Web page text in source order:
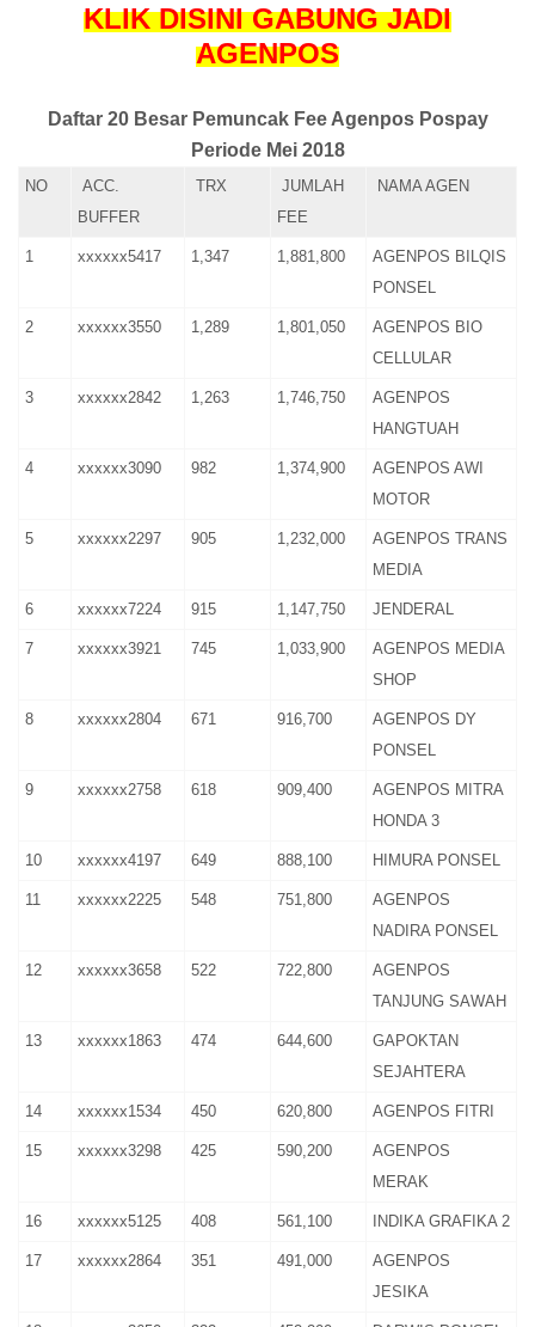
KLIK DISINI GABUNG JADI
AGENPOS
Daftar 20 Besar Pemuncak Fee Agenpos Pospay
Periode Mei 2018
NO
ACC.
BUFFER
TRX
JUMLAH
FEE
NAMA AGEN
1 xxxxxx5417 1,347 1,881,800
AGENPOS BILQIS
PONSEL
2 xxxxxx3550 1,289 1,801,050
AGENPOS BIO
CELLULAR
3 xxxxxx2842 1,263 1,746,750
AGENPOS
HANGTUAH
4 xxxxxx3090 982 1,374,900
AGENPOS AWI
MOTOR
5 xxxxxx2297 905 1,232,000
AGENPOS TRANS
MEDIA
6 xxxxxx7224 915 1,147,750 JENDERAL
7 xxxxxx3921 745 1,033,900
AGENPOS MEDIA
SHOP
8 xxxxxx2804 671 916,700
AGENPOS DY
PONSEL
9 xxxxxx2758 618 909,400
AGENPOS MITRA
HONDA 3
10 xxxxxx4197 649 888,100 HIMURA PONSEL
11 xxxxxx2225 548 751,800
AGENPOS
NADIRA PONSEL
12 xxxxxx3658 522 722,800
AGENPOS
TANJUNG SAWAH
13 xxxxxx1863 474 644,600
GAPOKTAN
SEJAHTERA
14 xxxxxx1534 450 620,800 AGENPOS FITRI
15 xxxxxx3298 425 590,200
AGENPOS
MERAK
16 xxxxxx5125 408 561,100 INDIKA GRAFIKA 2
17 xxxxxx2864 351 491,000
AGENPOS
JESIKA